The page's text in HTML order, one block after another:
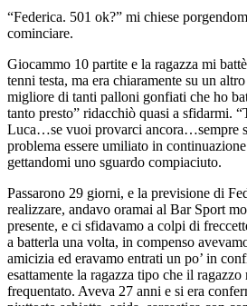
“Federica. 501 ok?” mi chiese
cominciare.
Giocammo 10 partite e la ragazza mi
tenni testa, ma era chiaramente su un
migliore di tanti palloni gonfiati che ho
tanto presto” ridacchiò quasi a sfidarmi.
Luca…se vuoi provarci ancora…sempre
problema essere umiliato in
gettandomi uno sguardo compiaciuto.
Passarono 29 giorni, e la previsione di
realizzare, andavo oramai al Bar Sport
presente, e ci sfidavamo a colpi di
a batterla una volta, in compenso
amicizia ed eravamo entrati un po’ in
esattamente la ragazza tipo che il
frequentato. Aveva 27 anni e si era